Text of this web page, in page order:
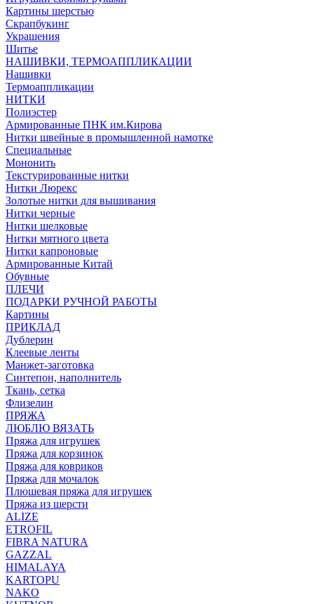
Картины шерстью
Скрапбукинг
Украшения
Шитье
НАШИВКИ, ТЕРМОАППЛИКАЦИИ
Нашивки
Термоаппликации
НИТКИ
Полиэстер
Армированные ПНК им.Кирова
Нитки швейные в промышленной намотке
Специальные
Мононить
Текстурированные нитки
Нитки Люрекс
Золотые нитки для вышивания
Нитки черные
Нитки шелковые
Нитки мятного цвета
Нитки капроновые
Армированные Китай
Обувные
ПЛЕЧИ
ПОДАРКИ РУЧНОЙ РАБОТЫ
Картины
ПРИКЛАД
Дублерин
Клеевые ленты
Манжет-заготовка
Синтепон, наполнитель
Ткань, сетка
Флизелин
ПРЯЖА
ЛЮБЛЮ ВЯЗАТЬ
Пряжа для игрушек
Пряжа для корзинок
Пряжа для ковриков
Пряжа для мочалок
Плюшевая пряжа для игрушек
Пряжа из шерсти
ALIZE
ETROFIL
FIBRA NATURA
GAZZAL
HIMALAYA
KARTOPU
NAKO